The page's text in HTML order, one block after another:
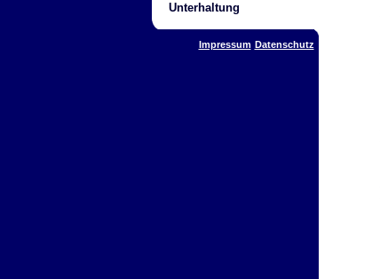
Unterhaltung
Impressum Datenschutz